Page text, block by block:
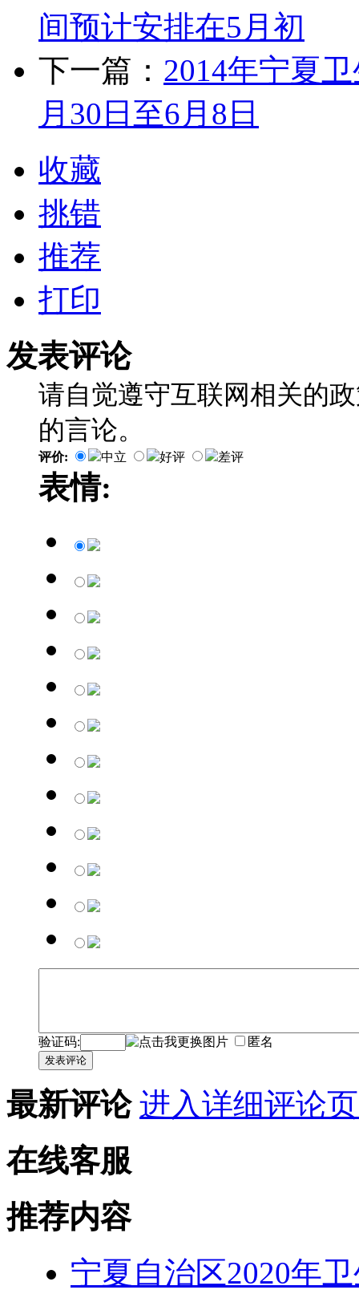
间预计安排在5月初
下一篇： 2014年宁夏
月30日至6月8日
收藏
挑错
推荐
打印
发表评论
请自觉遵守互联网相关的
的言论。
评价: 中立 好评 差评
表情:
验证码: 匿名
发表评论
最新评论 进入详细评论
在线客服
推荐内容
宁夏自治区2020年